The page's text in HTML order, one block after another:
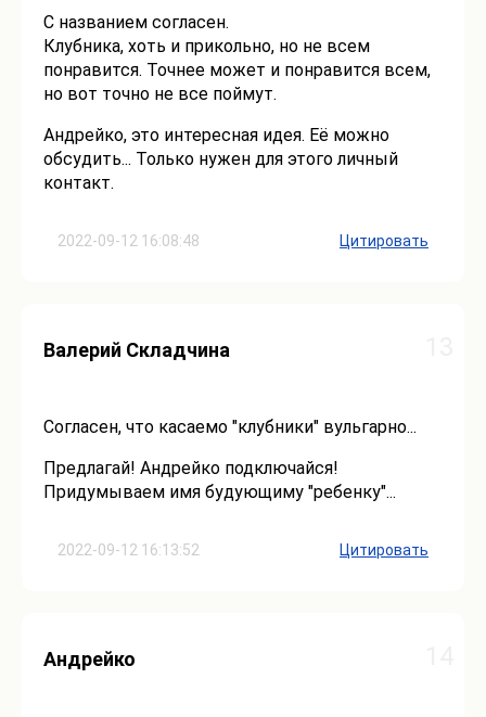
2022-09-12 16:08:48
С названием согласен.
Клубника, хоть и прикольно, но не всем
понравится. Точнее может и понравится всем,
но вот точно не все поймут.
Андрейко, это интересная идея. Её можно
обсудить... Только нужен для этого личный
контакт.
Цитировать
2022-09-12 16:13:52
Валерий Складчина
Согласен, что касаемо "клубники" вульгарно...
Предлагай! Андрейко подключайся!
Придумываем имя будующиму "ребенку"...
Цитировать
Андрейко